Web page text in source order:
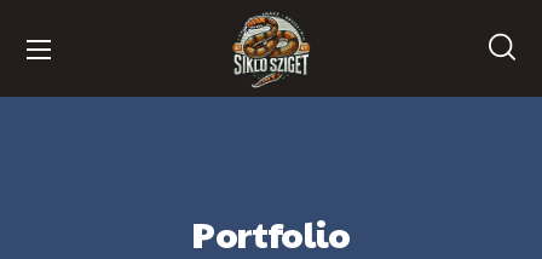
Portfolio